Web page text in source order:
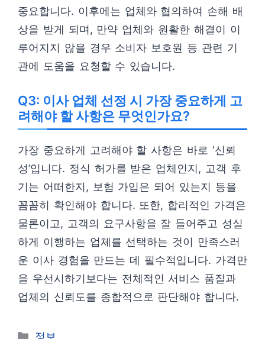
중요합니다. 이후에는 업체와 협의하여 손해 배
상을 받게 되며, 만약 업체와 원활한 해결이 이
루어지지 않을 경우 소비자 보호원 등 관련 기
관에 도움을 요청할 수 있습니다.
Q3: 이사 업체 선정 시 가장 중요하게 고
려해야 할 사항은 무엇인가요?
가장 중요하게 고려해야 할 사항은 바로 ‘신뢰
성’입니다. 정식 허가를 받은 업체인지, 고객 후
기는 어떠한지, 보험 가입은 되어 있는지 등을
꼼꼼히 확인해야 합니다. 또한, 합리적인 가격은
물론이고, 고객의 요구사항을 잘 들어주고 성실
하게 이행하는 업체를 선택하는 것이 만족스러
운 이사 경험을 만드는 데 필수적입니다. 가격만
을 우선시하기보다는 전체적인 서비스 품질과
업체의 신뢰도를 종합적으로 판단해야 합니다.
카
정보